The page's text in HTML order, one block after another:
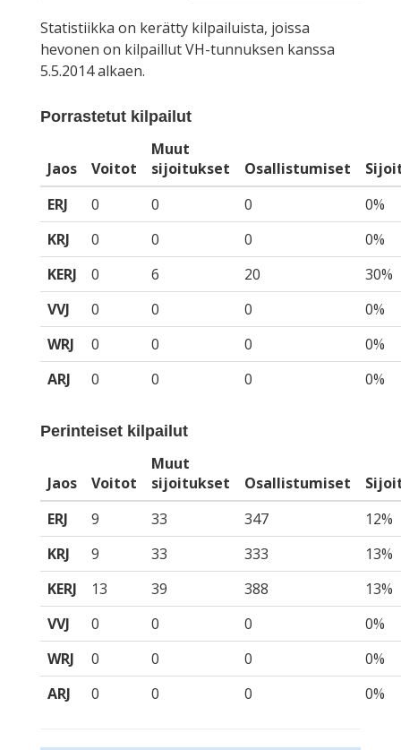
Statistiikka on kerätty kilpailuista, joissa
hevonen on kilpaillut VH-tunnuksen kanssa
5.5.2014 alkaen.
Porrastetut kilpailut
Jaos Voitot
Muut
sijoitukset
Osallistumiset
ERJ
0 0 0
0%
KRJ
0 0 0
0%
KERJ
0 6 20
30%
VVJ
0 0 0
0%
WRJ
0 0 0
0%
ARJ
0 0 0 0%
Perinteiset kilpailut
Jaos Voitot
Muut
sijoitukset
Osallistumiset
ERJ
9 33 347
12%
KRJ
9 33 333
13%
KERJ
13 39 388
13%
VVJ
0 0 0
0%
WRJ
0 0 0
0%
ARJ
0 0 0 0%